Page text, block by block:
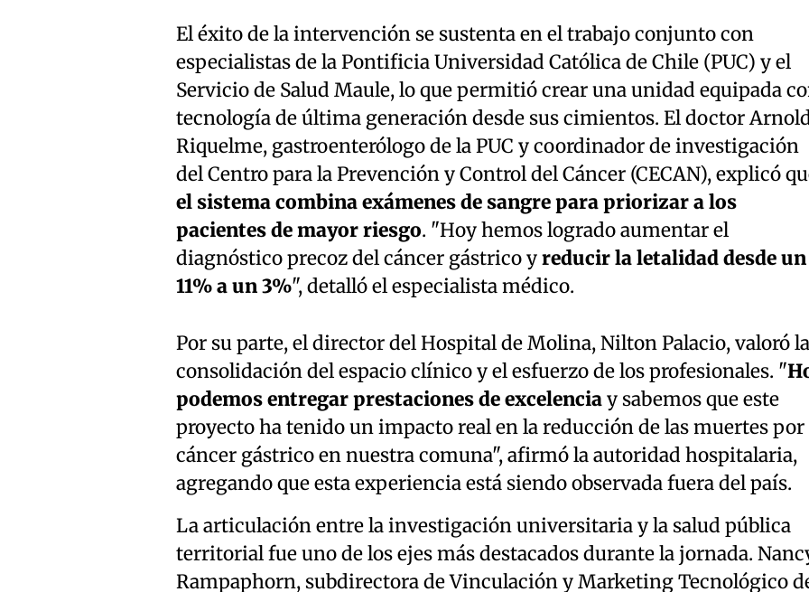
El éxito de la intervención se sustenta en el trabajo conjunto con
especialistas de la Pontificia Universidad Católica de Chile (PUC) y el
Servicio de Salud Maule, lo que permitió crear una unidad equipada
tecnología de última generación desde sus cimientos. El doctor
Riquelme, gastroenterólogo de la PUC y coordinador de investigación
del Centro para la Prevención y Control del Cáncer (CECAN), explicó
el sistema combina exámenes de sangre para priorizar a los
pacientes de mayor riesgo. "Hoy hemos logrado aumentar el
diagnóstico precoz del cáncer gástrico yreducir la letalidad desde un
11% a un 3%", detalló el especialista médico.
Por su parte, el director del Hospital de Molina, Nilton Palacio, valoró la
consolidación del espacio clínico y el esfuerzo de los profesionales. "
podemos entregar prestaciones de excelenciay sabemos que este
proyecto ha tenido un impacto real en la reducción de las muertes por
cáncer gástrico en nuestra comuna", afirmó la autoridad hospitalaria,
agregando que esta experiencia está siendo observada fuera del país.
La articulación entre la investigación universitaria y la salud pública
territorial fue uno de los ejes más destacados durante la jornada.
Rampaphorn, subdirectora de Vinculación y Marketing Tecnológico